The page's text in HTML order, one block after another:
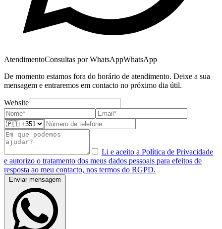
AtendimentoConsultas por WhatsAppWhatsApp
De momento estamos fora do horário de atendimento. Deixe a sua
mensagem e entraremos em contacto no próximo dia útil.
Website
Li e aceito a Política de Privacidade
e autorizo o tratamento dos meus dados pessoais para efeitos de
resposta ao meu contacto, nos termos do RGPD.